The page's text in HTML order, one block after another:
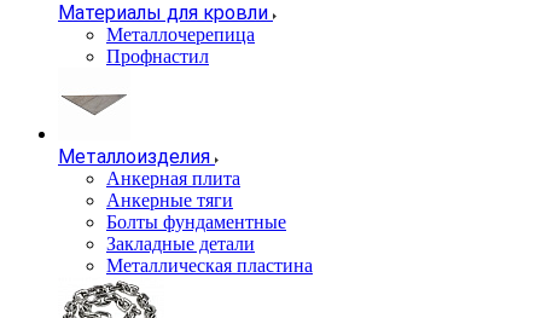
Материалы для кровли
Металлочерепица
Профнастил
Металлоизделия
Анкерная плита
Анкерные тяги
Болты фундаментные
Закладные детали
Металлическая пластина